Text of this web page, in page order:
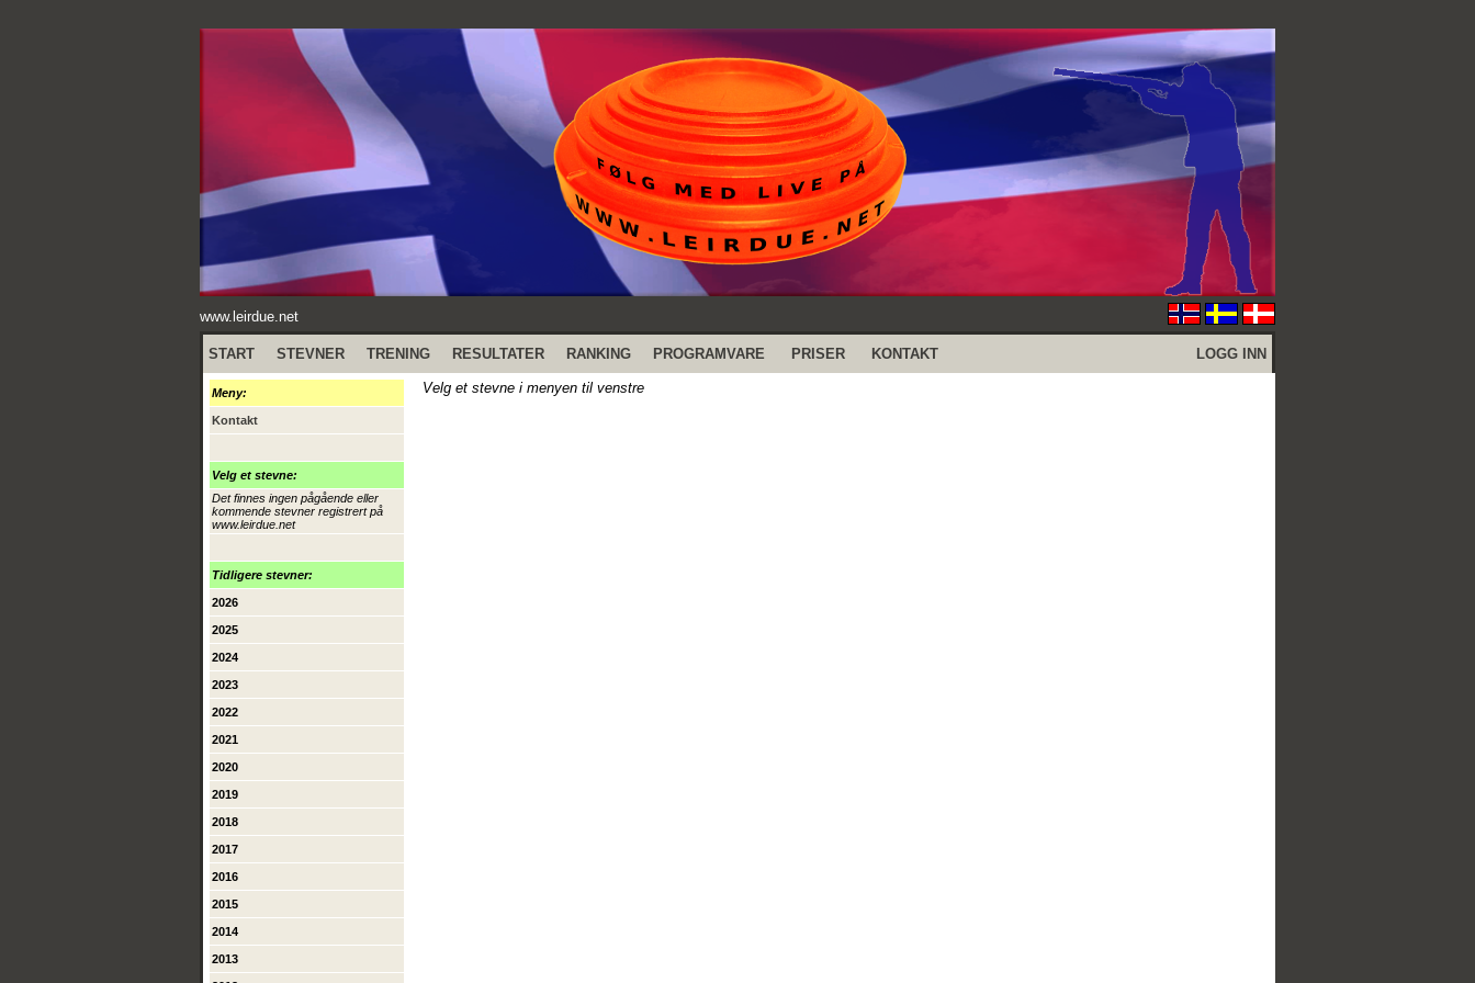
www.leirdue.net
START STEVNER TRENING RESULTATER RANKING PROGRAMVARE PRISER KONTAKT LOGG INN
Meny:
Kontakt
Velg et stevne:
Det finnes ingen pågående eller
kommende stevner registrert på
www.leirdue.net
Tidligere stevner:
2026
2025
2024
2023
2022
2021
2020
2019
2018
2017
2016
2015
2014
2013
Velg et stevne i menyen til venstre